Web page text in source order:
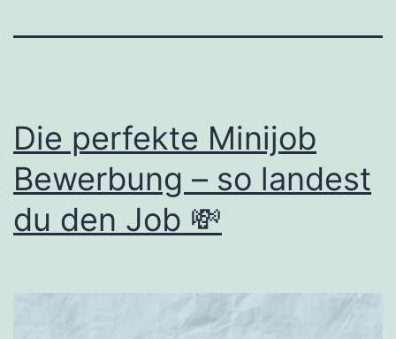
Die perfekte Minijob
Bewerbung – so landest
du den Job 💸